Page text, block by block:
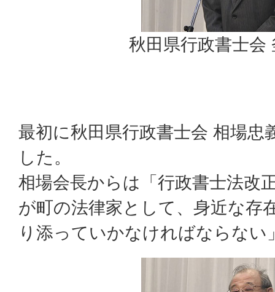
秋田県行政書士会
最初に秋田県行政書士会 相場忠
した。
相場会長からは「行政書士法改
が町の法律家として、身近な存
り添っていかなければならな